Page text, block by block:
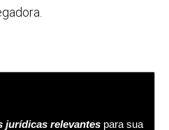
jurídicas relevantes para sua